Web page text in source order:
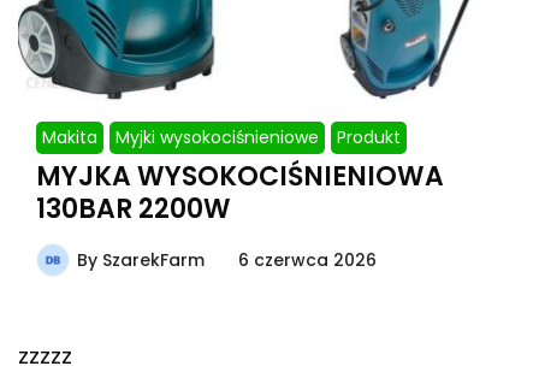
Makita Myjki wysokociśnieniowe Produkt
MYJKA WYSOKOCIŚNIENIOWA
130BAR 2200W
By SzarekFarm 6 czerwca 2026
zzzzz